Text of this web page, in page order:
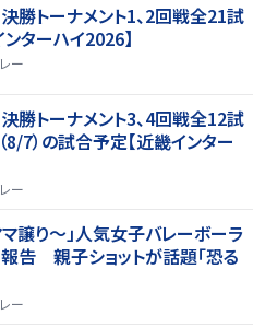
勝トーナメント1、2回戦全21試
ターハイ2026】
ー
勝トーナメント3、4回戦全12試
7）の試合予定【近畿インター
ー
譲り～」人気女子バレーボーラ
告 親子ショットが話題「恐る
ー